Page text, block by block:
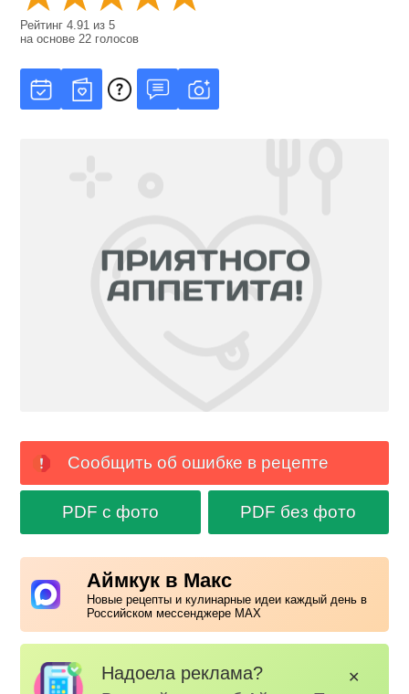
Рейтинг4.91 из5
на основе 22 голосов
Сообщить об ошибке в рецепте
PDF с фото PDF без фото
Аймкук в Макс
Новые рецепты и кулинарные идеи каждый день в
Российском мессенджере MAX
Надоела реклама? ✕